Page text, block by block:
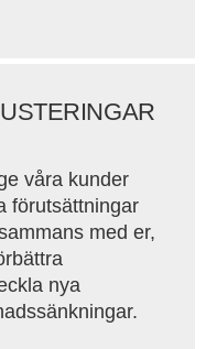
våra kunder
förutsättningar
med er,
nya